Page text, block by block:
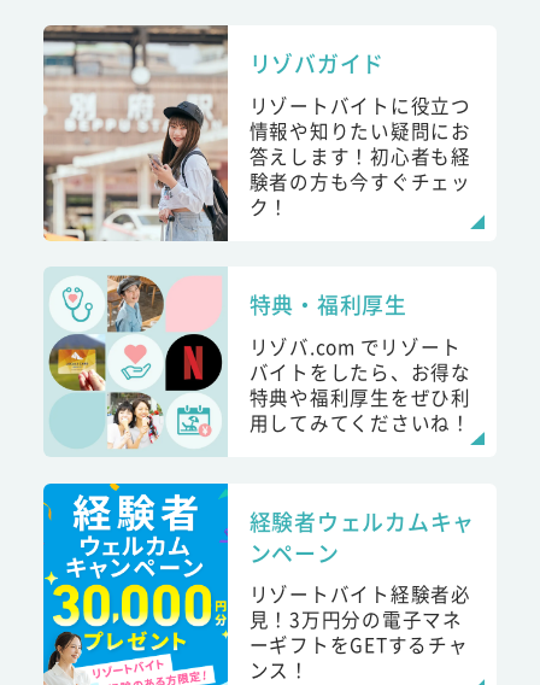
リゾバガイド
リゾートバイトに役立つ
情報や知りたい疑問にお
答えします！初心者も経
験者の方も今すぐチェッ
ク！
特典・福利厚生
リゾバ.com でリゾート
バイトをしたら、お得な
特典や福利厚生をぜひ利
用してみてくださいね！
経験者ウェルカムキャ
ンペーン
リゾートバイト経験者必
見！3万円分の電子マネ
ーギフトをGETするチャ
ンス！